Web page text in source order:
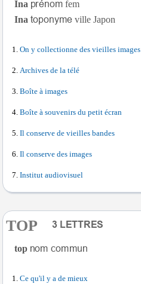
Ina
fem
Ina
ville Japon
On y collectionne des vieilles images
Archives de la télé
Boîte à images
Boîte à souvenirs du petit écran
Il conserve de vieilles bandes
Il conserve des images
Institut audiovisuel
TOP
top
Ce qu'il y a de mieux